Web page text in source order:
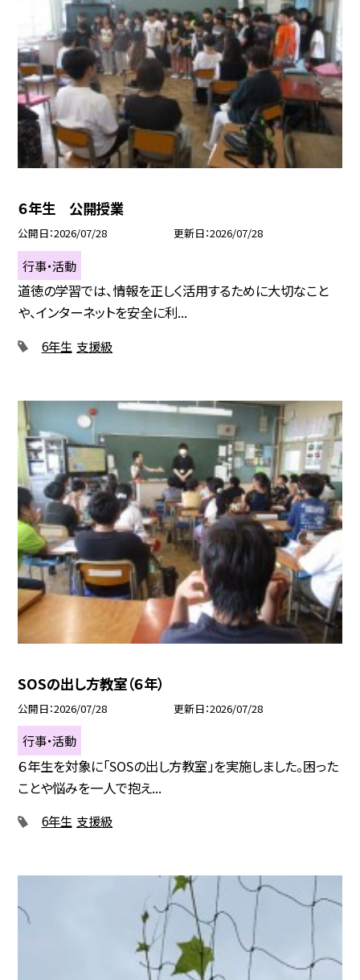
６年生 公開授業
公開日 2026/07/28 更新日 2026/07/28
行事・活動
道徳の学習では、情報を正しく活用するために大切なこと
や、インターネットを安全に利...
6年生 支援級
SOSの出し方教室（６年）
公開日 2026/07/28 更新日 2026/07/28
行事・活動
６年生を対象に「SOSの出し方教室」を実施しました。困った
ことや悩みを一人で抱え...
6年生 支援級